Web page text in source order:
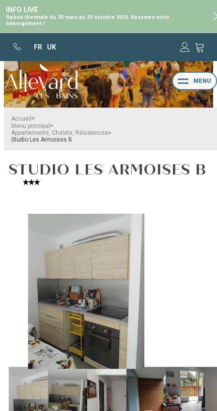
INFO LIVE
Saison thermale du 30 mars au 24 octobre 2026. Réservez votre
hébergement !
FR UK
MENU
Accueil >
Menu principal >
Appartements, Chalets, Résidences>
Studio Les Armoises B
STUDIO LES ARMOISES B